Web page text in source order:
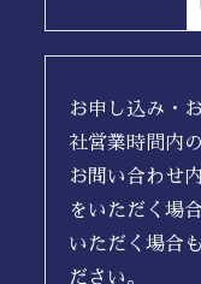
お申し込み・
社営業時間内
お問い合わせ
をいただく場
いただく場合
ださい。